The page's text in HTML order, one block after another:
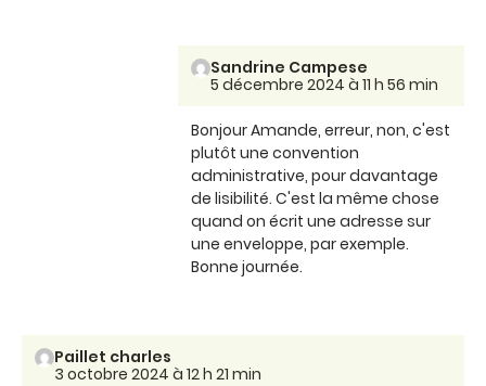
Sandrine Campese
5 décembre 2024 à 11 h 56 min
Bonjour Amande, erreur, non, c'est
plutôt une convention
administrative, pour davantage
de lisibilité. C'est la même chose
quand on écrit une adresse sur
une enveloppe, par exemple.
Bonne journée.
Paillet charles
3 octobre 2024 à 12 h 21 min